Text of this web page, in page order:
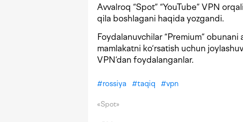
Avvalroq “Spot” “YouTube” VPN
qila boshlagani haqida yozgandi.
Foydalanuvchilar “Premium”
mamlakatni ko‘rsatish uchun
VPN’dan foydalanganlar.
#rossiya #taqiq #vpn
«Spot»